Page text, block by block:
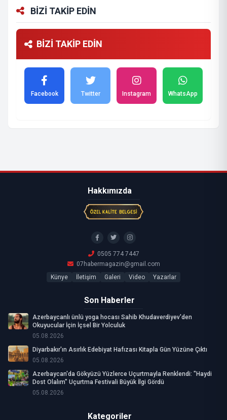
BİZİ TAKİP EDİN
BİZİ TAKİP EDİN
Facebook Twitter Instagram WhatsApp
Hakkımızda
0505 774 7447
07habermagazin@gmail.com
Künye
İletişim Galeri Video Yazarlar
Son Haberler
Azerbaycanlı ünlü yoga hocası Sahib Khudaverdiyev'den
Okuyucular İçin İçsel Bir Yolculuk
05.08.2026
Diyarbakır'ın Asırlık Edebiyat Hafızası Kitapla Gün Yüzüne Çıktı
05.08.2026
Azerbaycan'da Gökyüzü Yüzlerce Uçurtmayla Renklendi: "Haydi
Dost Olalım" Uçurtma Festivali Büyük İlgi Gördü
05.08.2026
Kategoriler